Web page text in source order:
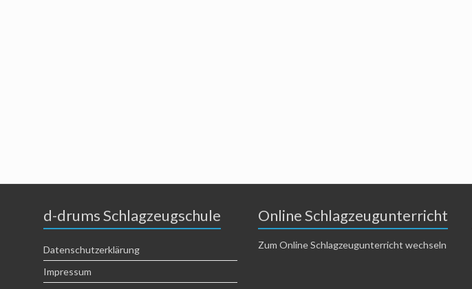
d-drums Schlagzeugschule
Datenschutzerklärung
Impressum
Online Schlagzeugunterricht
Zum Online Schlagzeugunterricht wechseln